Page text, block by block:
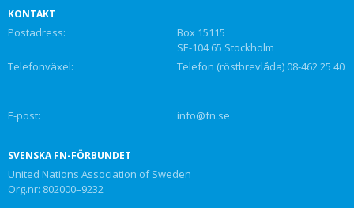
KONTAKT
Postadress:
Box 15115
SE-104 65 Stockholm
Telefonväxel:
Telefon (röstbrevlåda) 08-462 25 40
E-post: info@fn.se
SVENSKA FN-FÖRBUNDET
United Nations Association of Sweden
Org.nr: 802000–9232